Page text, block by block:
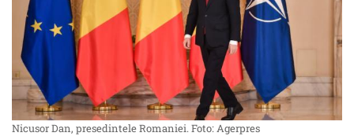
Nicusor Dan, presedintele Romaniei. Foto: Agerpres